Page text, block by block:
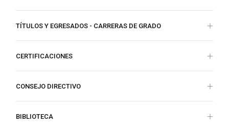
TÍTULOS Y EGRESADOS - CARRERAS DE GRADO
CERTIFICACIONES
CONSEJO DIRECTIVO
BIBLIOTECA